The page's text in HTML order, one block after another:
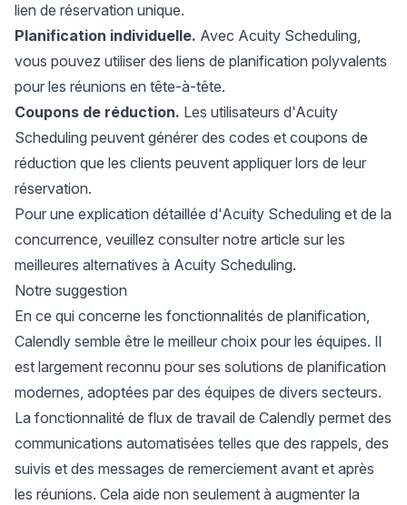
lien de réservation unique.
Planification individuelle. Avec Acuity Scheduling,
vous pouvez utiliser des liens de planification polyvalents
pour les réunions en tête-à-tête.
Coupons de réduction. Les utilisateurs d'Acuity
Scheduling peuvent générer des codes et coupons de
réduction que les clients peuvent appliquer lors de leur
réservation.
Pour une explication détaillée d'Acuity Scheduling et de la
concurrence, veuillez consulter notre article sur les
meilleures alternatives à Acuity Scheduling.
Notre suggestion
En ce qui concerne les fonctionnalités de planification,
Calendly semble être le meilleur choix pour les équipes. Il
est largement reconnu pour ses solutions de planification
modernes, adoptées par des équipes de divers secteurs.
La fonctionnalité de flux de travail de Calendly permet des
communications automatisées telles que des rappels, des
suivis et des messages de remerciement avant et après
les réunions. Cela aide non seulement à augmenter la